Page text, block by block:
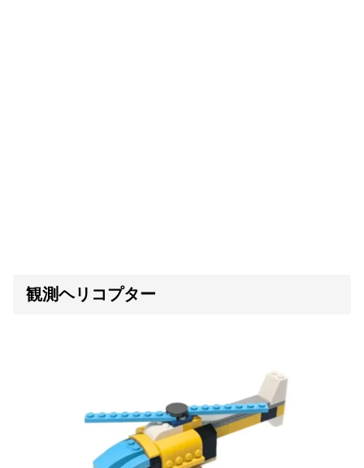
観測ヘリコプター